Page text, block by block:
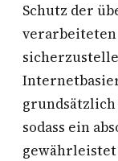
Schutz der
verarbeiteten
sodass ein
gewährleistet